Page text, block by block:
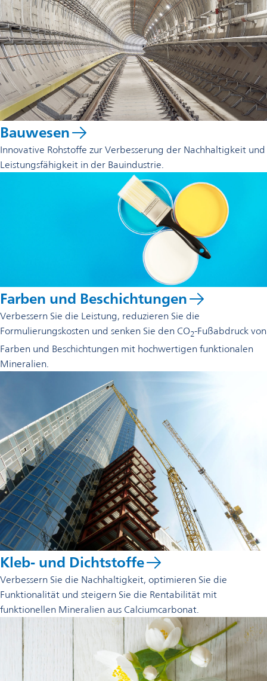
Bauwesen
Innovative Rohstoffe zur Verbesserung der Nachhaltigkeit und
Leistungsfähigkeit in der Bauindustrie.
Farben und Beschichtungen
Verbessern Sie die Leistung, reduzieren Sie die
Formulierungskosten und senken Sie den CO2-Fußabdruck von
Farben und Beschichtungen mit hochwertigen funktionalen
Mineralien.
Kleb- und Dichtstoffe
Verbessern Sie die Nachhaltigkeit, optimieren Sie die
Funktionalität und steigern Sie die Rentabilität mit
funktionellen Mineralien aus Calciumcarbonat.